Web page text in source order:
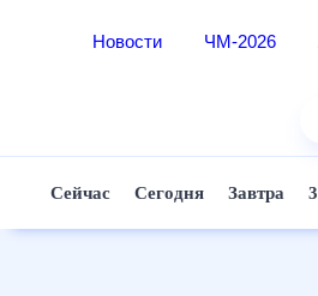
Новости ЧМ-2026
Сейчас Сегодня Завтра